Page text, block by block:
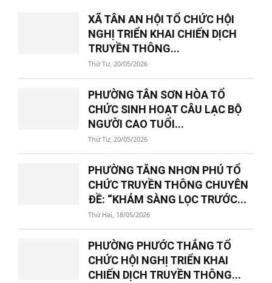
XÃ TÂN AN HỘI TỔ CHỨC HỘI
NGHỊ TRIỂN KHAI CHIẾN DỊCH
TRUYỀN THÔNG...
Thứ Tư, 20/05/2026
PHƯỜNG TÂN SƠN HÒA TỔ
CHỨC SINH HOẠT CÂU LẠC BỘ
NGƯỜI CAO TUỔI...
Thứ Tư, 20/05/2026
PHƯỜNG TĂNG NHƠN PHÚ TỔ
CHỨC TRUYỀN THÔNG CHUYÊN
ĐỀ: “KHÁM SÀNG LỌC TRƯỚC...
Thứ Hai, 18/05/2026
PHƯỜNG PHƯỚC THẮNG TỔ
CHỨC HỘI NGHỊ TRIỂN KHAI
CHIẾN DỊCH TRUYỀN THÔNG...